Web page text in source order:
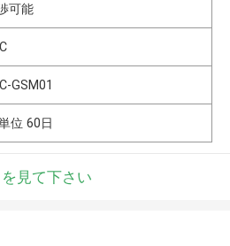
可能
GSM01
位 60日
見て下さい